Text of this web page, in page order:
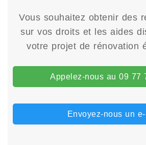
Vous souhaitez obtenir des
sur vos droits et les aides
votre projet de rénovation
Appelez-nous au 09 77
Envoyez-nous un e-